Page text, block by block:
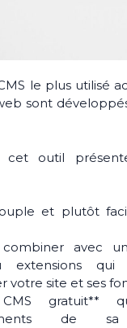
le plus utilisé
sont
outil
et plutôt
avec
extensions qui
votre site et ses
gratuit**
de sa